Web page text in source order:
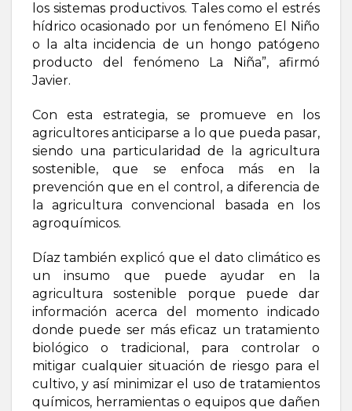
los sistemas productivos. Tales como el estrés
hídrico ocasionado por un fenómeno El Niño
o la alta incidencia de un hongo patógeno
producto del fenómeno La Niña”, afirmó
Javier.
Con esta estrategia, se promueve en los
agricultores anticiparse a lo que pueda pasar,
siendo una particularidad de la agricultura
sostenible, que se enfoca más en la
prevención que en el control, a diferencia de
la agricultura convencional basada en los
agroquímicos.
Díaz también explicó que el dato climático es
un insumo que puede ayudar en la
agricultura sostenible porque puede dar
información acerca del momento indicado
donde puede ser más eficaz un tratamiento
biológico o tradicional, para controlar o
mitigar cualquier situación de riesgo para el
cultivo, y así minimizar el uso de tratamientos
químicos, herramientas o equipos que dañen